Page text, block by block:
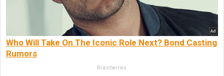
Who Will Take On The Iconic Role Next? Bond Casting
Rumors
Brainberries